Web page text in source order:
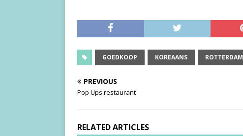
GOEDKOOP KOREAANS ROTTERDAM
PREVIOUS
Pop Ups restaurant
RELATED ARTICLES